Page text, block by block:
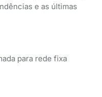
e as últimas
para rede fixa